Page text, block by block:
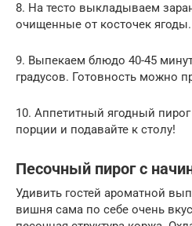
8. На тесто выкладываем
очищенные от косточек ягоды.
9. Выпекаем блюдо 40-45
градусов. Готовность можно
10. Аппетитный ягодный
порции и подавайте к столу!
Песочный пирог с
Удивить гостей ароматной
вишня сама по себе очень